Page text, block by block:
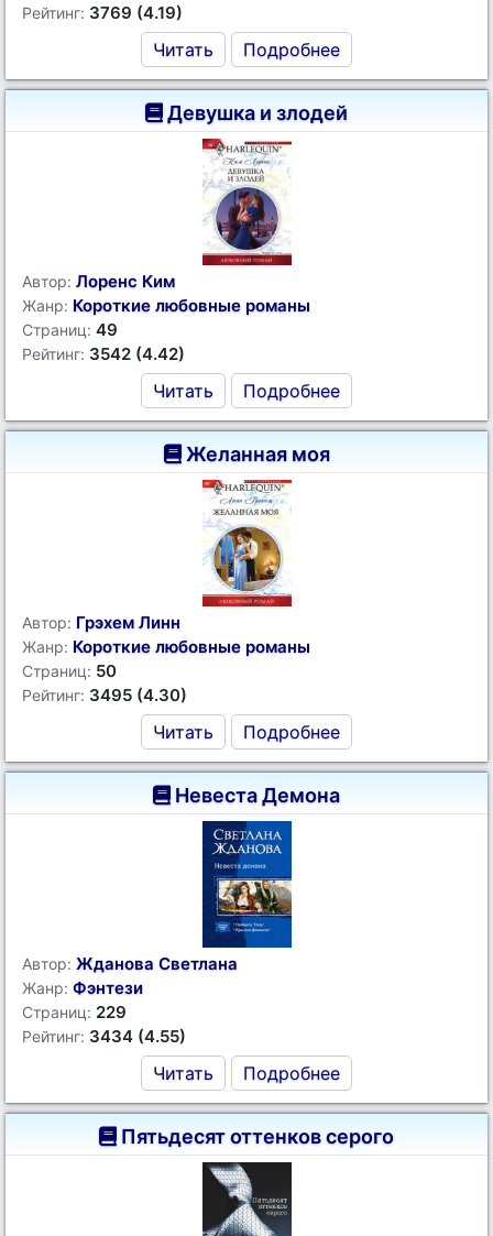
Рейтинг: 3769 (4.19)
Читать Подробнее
Девушка и злодей
Автор: Лоренс Ким
Жанр: Короткие любовные романы
Страниц: 49
Рейтинг: 3542 (4.42)
Читать Подробнее
Желанная моя
Автор: Грэхем Линн
Жанр: Короткие любовные романы
Страниц: 50
Рейтинг: 3495 (4.30)
Читать Подробнее
Невеста Демона
Автор: Жданова Светлана
Жанр: Фэнтези
Страниц: 229
Рейтинг: 3434 (4.55)
Читать Подробнее
Пятьдесят оттенков серого